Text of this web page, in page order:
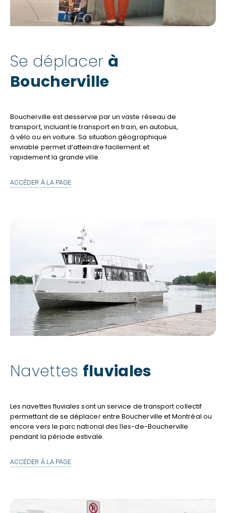
Se déplacer à
Boucherville
Boucherville est desservie par un vaste réseau de
transport, incluant le transport en train, en autobus,
à vélo ou en voiture. Sa situation géographique
enviable permet d’atteindre facilement et
rapidement la grande ville.
ACCÉDER À LA PAGESE
Navettes fluviales
Les navettes fluviales sont un service de transport collectif
permettant de se déplacer entre Boucherville et Montréal ou
encore vers le parc national des îles-de-Boucherville
pendant la période estivale.
ACCÉDER À LA PAGENAVETTES